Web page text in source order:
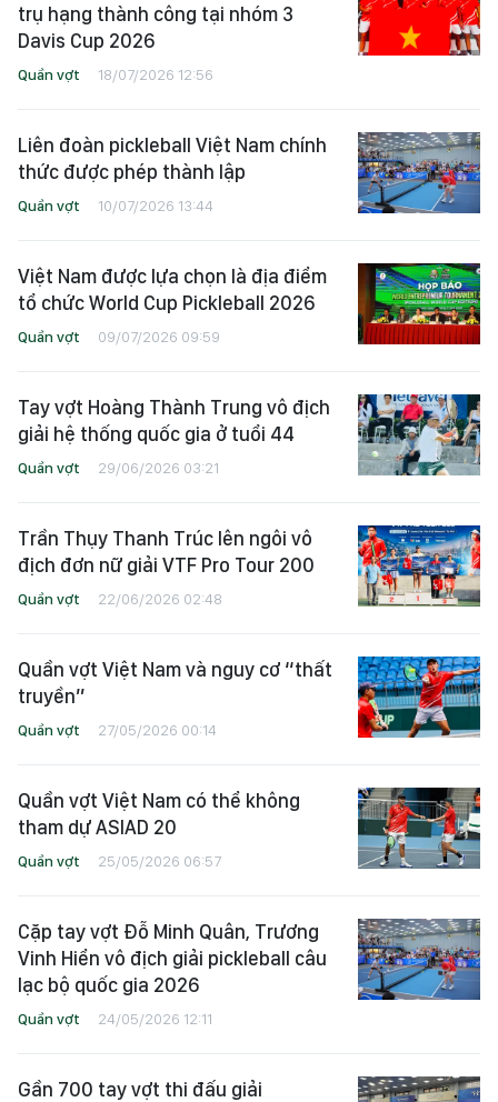
trụ hạng thành công tại nhóm 3
Davis Cup 2026
Quần vợt 18/07/2026 12:56
Liên đoàn pickleball Việt Nam chính
thức được phép thành lập
Quần vợt 10/07/2026 13:44
Việt Nam được lựa chọn là địa điểm
tổ chức World Cup Pickleball 2026
Quần vợt 09/07/2026 09:59
Tay vợt Hoàng Thành Trung vô địch
giải hệ thống quốc gia ở tuổi 44
Quần vợt 29/06/2026 03:21
Trần Thụy Thanh Trúc lên ngôi vô
địch đơn nữ giải VTF Pro Tour 200
Quần vợt 22/06/2026 02:48
Quần vợt Việt Nam và nguy cơ “thất
truyền”
Quần vợt 27/05/2026 00:14
Quần vợt Việt Nam có thể không
tham dự ASIAD 20
Quần vợt 25/05/2026 06:57
Cặp tay vợt Đỗ Minh Quân, Trương
Vinh Hiển vô địch giải pickleball câu
lạc bộ quốc gia 2026
Quần vợt 24/05/2026 12:11
Gần 700 tay vợt thi đấu giải